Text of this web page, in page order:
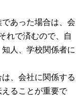
あった場合は、会
れで済むので、自
人、学校関係者に
、会社に関係する
ることが重要で